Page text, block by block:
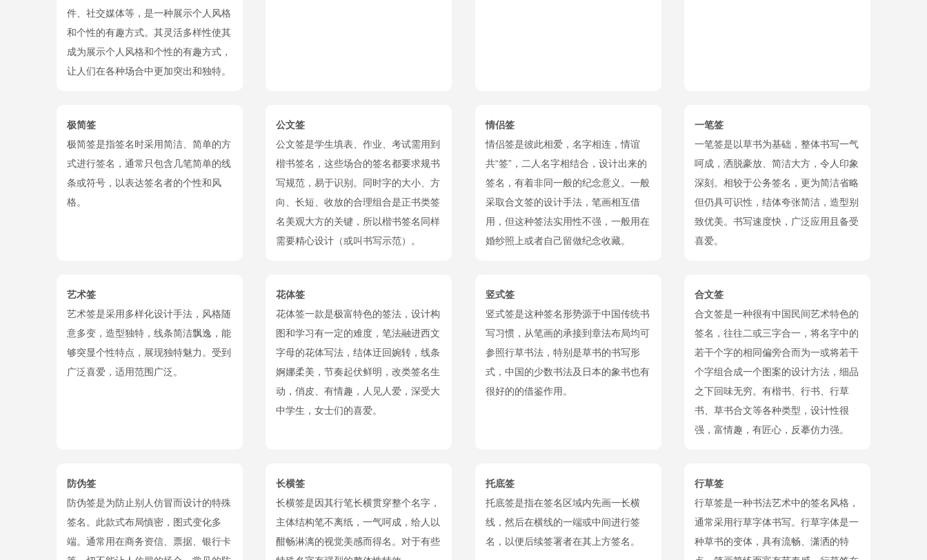
件、社交媒体等，是一种展示个人风格
和个性的有趣方式。其灵活多样性使其
成为展示个人风格和个性的有趣方式，
让人们在各种场合中更加突出和独特。
极简签
极简签是指签名时采用简洁、简单的方
式进行签名，通常只包含几笔简单的线
条或符号，以表达签名者的个性和风
格。
公文签
公文签是学生填表、作业、考试需用到
楷书签名，这些场合的签名都要求规书
写规范，易于识别。同时字的大小、方
向、长短、收放的合理组合是正书类签
名美观大方的关键，所以楷书签名同样
需要精心设计（或叫书写示范）。
情侣签
情侣签是彼此相爱，名字相连，情谊
共“签”，二人名字相结合，设计出来的
签名，有着非同一般的纪念意义。一般
采取合文签的设计手法，笔画相互借
用，但这种签法实用性不强，一般用在
婚纱照上或者自己留做纪念收藏。
一笔签
一笔签是以草书为基础，整体书写一气
呵成，洒脱豪放、简洁大方，令人印象
深刻。相较于公务签名，更为简洁省略
但仍具可识性，结体夸张简洁，造型别
致优美。书写速度快，广泛应用且备受
喜爱。
艺术签
艺术签是采用多样化设计手法，风格随
意多变，造型独特，线条简洁飘逸，能
够突显个性特点，展现独特魅力。受到
广泛喜爱，适用范围广泛。
花体签
花体签一款是极富特色的签法，设计构
图和学习有一定的难度，笔法融进西文
字母的花体写法，结体迂回婉转，线条
婀娜柔美，节奏起伏鲜明，改类签名生
动，俏皮、有情趣，人见人爱，深受大
中学生，女士们的喜爱。
竖式签
竖式签是这种签名形势源于中国传统书
写习惯，从笔画的承接到章法布局均可
参照行草书法，特别是草书的书写形
式，中国的少数书法及日本的象书也有
很好的的借鉴作用。
合文签
合文签是一种很有中国民间艺术特色的
签名，往往二或三字合一，将名字中的
若干个字的相同偏旁合而为一或将若干
个字组合成一个图案的设计方法，细品
之下回味无穷。有楷书、行书、行草
书、草书合文等各种类型，设计性很
强，富情趣，有匠心，反摹仿力强。
防伪签
防伪签是为防止别人仿冒而设计的特殊
签名。此款式布局慎密，图式变化多
端。通常用在商务资信、票据、银行卡
长横签
长横签是因其行笔长横贯穿整个名字，
主体结构笔不离纸，一气呵成，给人以
酣畅淋漓的视觉美感而得名。对于有些
托底签
托底签是指在签名区域内先画一长横
线，然后在横线的一端或中间进行签
名，以便后续签署者在其上方签名。
行草签
行草签是一种书法艺术中的签名风格，
通常采用行草字体书写。行草字体是一
种草书的变体，具有流畅、潇洒的特